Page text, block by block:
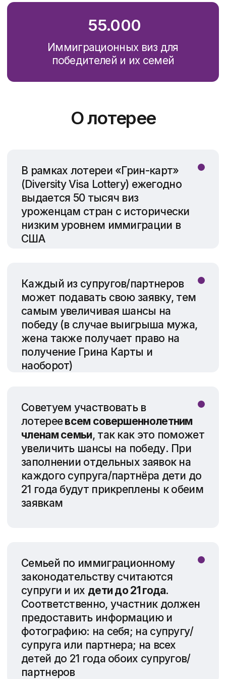
Старт регистрации
на официальном сайте.
Мы принимаем заявки заранее,
чтобы зарегистрировать вас
в числе первых!
, так как это поможет
увеличить шансы на победу. При
заявкам
Семьей по иммиграционному
законодательству считаются
супруги и ихдети до 21 года.
Соответственно, участник должен
партнеров
может подавать свою заявку, тем
самым увеличивая шансы на
жена также получает право на
получение Грина Карты и
Мы гарантируем корректную подачу
вашей заявки согласно
действующим правилам
программы.
Участие в лотерее DV-2027
предусматривает оплату
обязательного сбора 1 $ — мы внесём
его от вашего имени при подаче
заявки.
*сбор уже включён в стоимость
услуги
в лотерее